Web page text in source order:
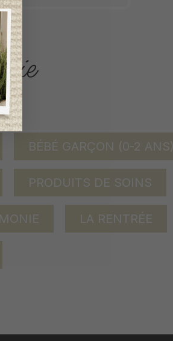
BÉBÉ GARÇON (0-2 ANS)
PRODUITS DE SOINS
LA RENTRÉE